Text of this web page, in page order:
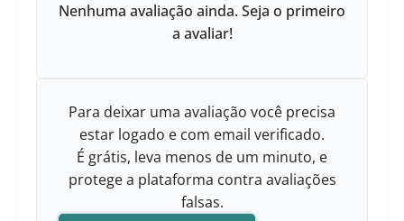
Nenhuma avaliação ainda. Seja o primeiro
a avaliar!
Para deixar uma avaliação você precisa
estar logado e com email verificado.
É grátis, leva menos de um minuto, e
protege a plataforma contra avaliações
falsas.